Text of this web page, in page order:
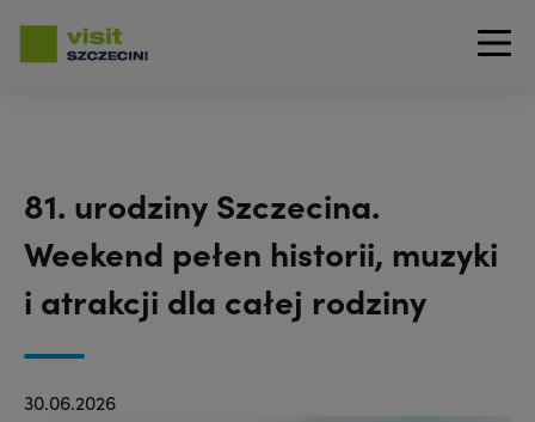
81. urodziny Szczecina.
Weekend pełen historii, muzyki
i atrakcji dla całej rodziny
30.06.2026